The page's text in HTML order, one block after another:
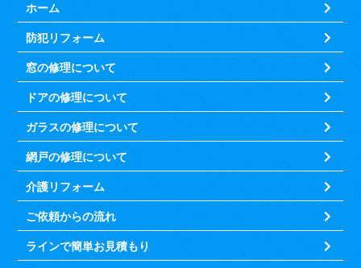
ホーム
防犯リフォーム
窓の修理について
ドアの修理について
ガラスの修理について
網戸の修理について
介護リフォーム
ご依頼からの流れ
ラインで簡単お見積もり